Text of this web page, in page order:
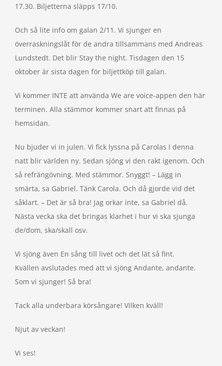
17.30. Biljetterna släpps 17/10.
Och så lite info om galan 2/11. Vi sjunger en
överraskningslåt för de andra tillsammans med Andreas
Lundstedt. Det blir Stay the night. Tisdagen den 15
oktober är sista dagen för biljettköp till galan.
Vi kommer INTE att använda We are voice-appen den här
terminen. Alla stämmor kommer snart att finnas på
hemsidan.
Nu bjuder vi in julen. Vi fick lyssna på Carolas I denna
natt blir världen ny. Sedan sjöng vi den rakt igenom. Och
så refrängövning. Med stämmor. Snyggt! – Lägg in
smärta, sa Gabriel. Tänk Carola. Och då gjorde vid det
såklart. – Det är så bra! Jag orkar inte, sa Gabriel då.
Nästa vecka ska det bringas klarhet i hur vi ska sjunga
de/dom, ska/skall osv.
Vi sjöng även En sång till livet och det lät så fint.
Kvällen avslutades med att vi sjöng Andante, andante.
Som vi sjunger! Så bra!
Tack alla underbara körsångare! Vilken kväll!
Njut av veckan!
Vi ses!